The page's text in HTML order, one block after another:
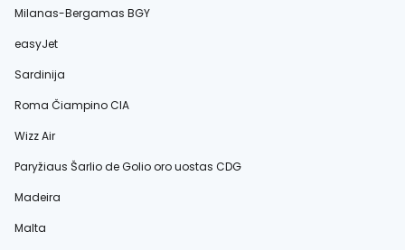
Milanas-Bergamas BGY
easyJet
Sardinija
Roma Čiampino CIA
Wizz Air
Paryžiaus Šarlio de Golio oro uostas CDG
Madeira
Malta